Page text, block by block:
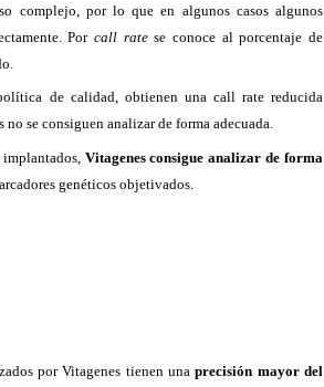
complejo, por lo que en algunos casos algunos
Porcall ratese conoce al porcentaje de
de calidad, obtienen una call rate reducida
se consiguen analizar de forma adecuada.
Vitagenes consigue analizar de forma
genéticos objetivados.
por Vitagenes tienen unaprecisión mayor del